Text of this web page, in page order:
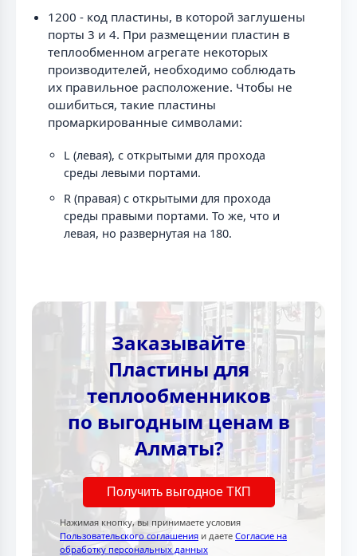
1200 - код пластины, в которой заглушены
порты 3 и 4. При размещении пластин в
теплообменном агрегате некоторых
производителей, необходимо соблюдать
их правильное расположение. Чтобы не
ошибиться, такие пластины
промаркированные символами:
L (левая), с открытыми для прохода
среды левыми портами.
R (правая) с открытыми для прохода
среды правыми портами. То же, что и
левая, но развернутая на 180.
Заказывайте
Пластины для
теплообменников
по выгодным ценам в
Алматы?
Получить выгодное ТКП
Нажимая кнопку, вы принимаете условия
Пользовательского соглашения и даете Согласие на
обработку персональных данных